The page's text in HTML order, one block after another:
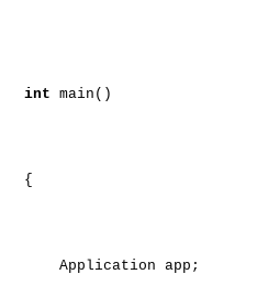
int main()
{
Application app;